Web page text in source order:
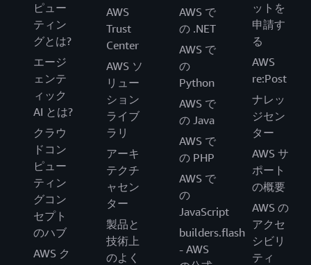
ピュー
ティン
グとは?
エージ
ェンテ
ィック
AI とは?
クラウ
ドコン
ピュー
ティン
グコン
セプト
のハブ
AWS ク
AWS
Trust
Center
AWS ソ
リュー
ション
ライブ
ラリ
アーキ
テクチ
ャセン
ター
製品と
技術上
のよく
AWS で
の .NET
AWS で
の
Python
AWS で
の Java
AWS で
の PHP
AWS で
の
JavaScript
builders.flash
- AWS
ットを
申請す
る
AWS
re:Post
ナレッ
ジセン
ター
AWS サ
ポート
の概要
AWS の
アクセ
シビリ
ティ